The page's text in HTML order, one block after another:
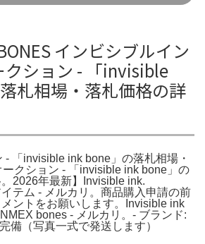
インビシブルイン
クション - 「invisible
札相場・落札価格の詳
- 「invisible ink bone」の落札相場・
クション - 「invisible ink bone」の
2026年最新】Invisible ink.
テム - メルカリ。商品購入申請の前
ントをお願いします。Invisible ink
bones - メルカリ。- ブランド:
備（写真一式で発送します）